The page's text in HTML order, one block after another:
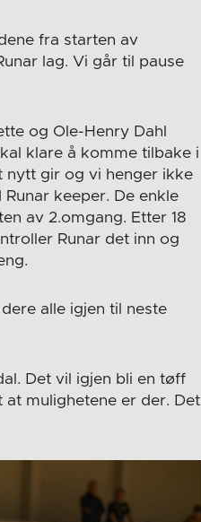
fra starten av
lag. Vi går til pause
og Ole-Henry Dahl
klare å komme tilbake i
nytt gir og vi henger ikke
keeper. De enkle
av 2.omgang. Etter 18
Runar det inn og
alle igjen til neste
Det vil igjen bli en tøff
mulighetene er der. Det